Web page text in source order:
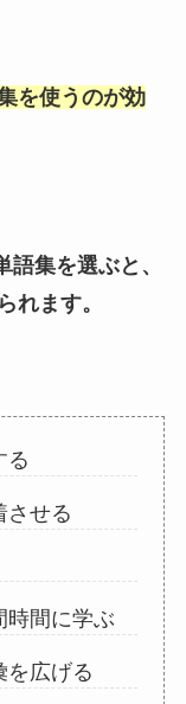
を使うのが効
集を選ぶと、
れます。
る
させる
時間に学ぶ
を広げる